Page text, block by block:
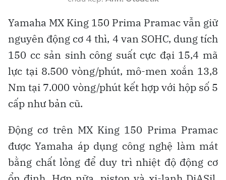
Yamaha MX King 150 Prima Pramac vẫn giữ
nguyên động cơ 4 thì, 4 van SOHC, dung tích
150 cc sản sinh công suất cực đại 15,4 mã
lực tại 8.500 vòng/phút, mô-men xoắn 13,8
Nm tại 7.000 vòng/phút kết hợp với hộp số 5
cấp như bản cũ.
Động cơ trên MX King 150 Prima Pramac
được Yamaha áp dụng công nghệ làm mát
bằng chất lỏng để duy trì nhiệt độ động cơ